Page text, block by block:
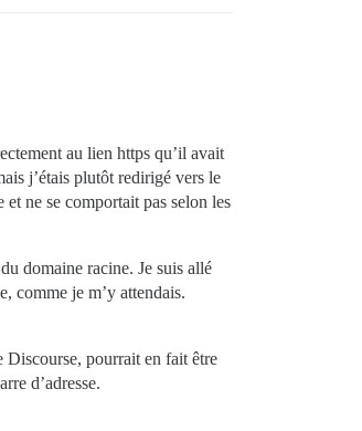
au lien https qu’il avait
j’étais plutôt redirigé vers le
ne se comportait pas selon les
domaine racine. Je suis allé
comme je m’y attendais.
Discourse, pourrait en fait être
d’adresse.